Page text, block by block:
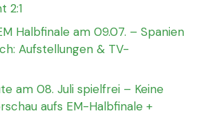
2:1
Halbfinale am 09.07. – Spanien
Aufstellungen & TV-
am 08. Juli spielfrei – Keine
aufs EM-Halbfinale +